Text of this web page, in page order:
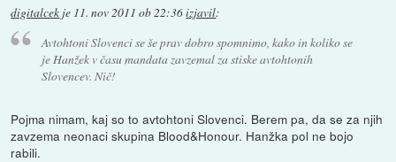
digitalcek je 11. nov 2011 ob 22:36izjavil:
Avtohtoni Slovenci se še prav dobro spomnimo, kako in koliko se
je Hanžek v času mandata zavzemal za stiske avtohtonih
Slovencev. Nič!
Pojma nimam, kaj so to avtohtoni Slovenci. Berem pa, da se za njih
zavzema neonaci skupina Blood&Honour. Hanžka pol ne bojo
rabili.